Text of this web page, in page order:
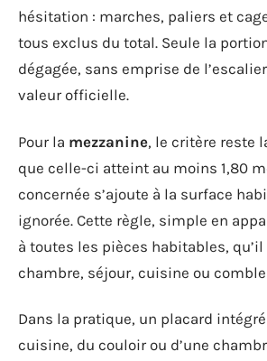
hésitation : marches, paliers et
tous exclus du total. Seule la
dégagée, sans emprise de
valeur officielle.
Pour la mezzanine, le critère reste
que celle-ci atteint au moins 1,80
concernée s’ajoute à la surface
ignorée. Cette règle, simple en
à toutes les pièces habitables, qu’il
chambre, séjour, cuisine ou
Dans la pratique, un placard
cuisine, du couloir ou d’une